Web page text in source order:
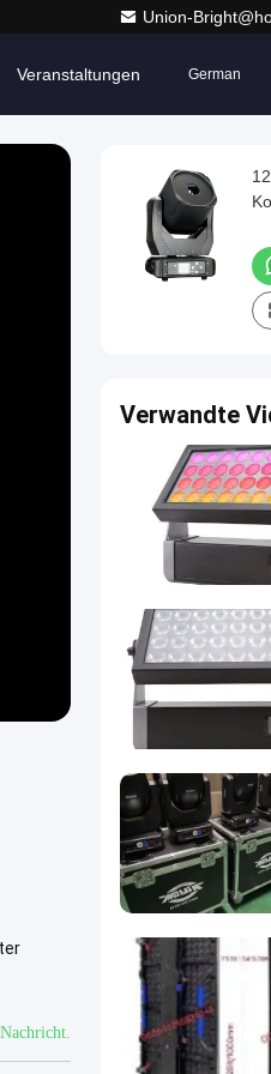
Union-
Veranstaltungen German
Verwandte